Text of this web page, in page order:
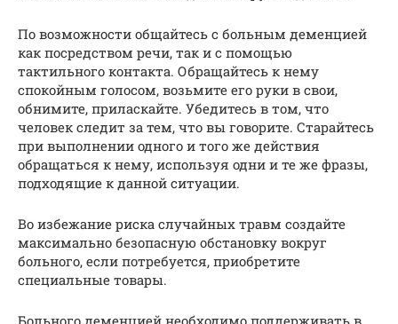
По возможности общайтесь с больным деменцией
как посредством речи, так и с помощью
тактильного контакта. Обращайтесь к нему
спокойным голосом, возьмите его руки в свои,
обнимите, приласкайте. Убедитесь в том, что
человек следит за тем, что вы говорите. Старайтесь
при выполнении одного и того же действия
обращаться к нему, используя одни и те же фразы,
подходящие к данной ситуации.
Во избежание риска случайных травм создайте
максимально безопасную обстановку вокруг
больного, если потребуется, приобретите
специальные товары.
Больного деменцией необходимо поддерживать в